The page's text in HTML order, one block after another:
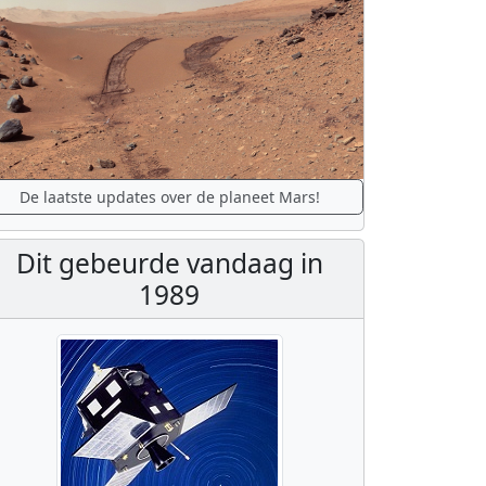
De laatste updates over de planeet Mars!
Dit gebeurde vandaag in
1989